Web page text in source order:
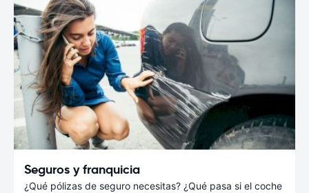
Seguros y franquicia
¿Qué pólizas de seguro necesitas? ¿Qué pasa si el coche